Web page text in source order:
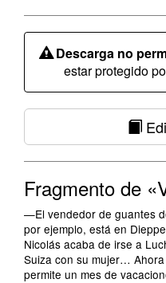
Descarga no
estar protegido
Fragmento de
—El vendedor de guantes
por ejemplo, está en
Nicolás acaba de irse a
Suiza con su mujer…
permite un mes de